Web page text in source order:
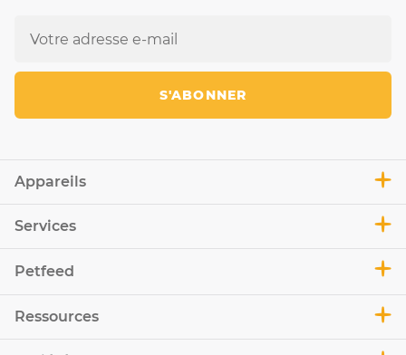
Appareils
Services
Petfeed
Ressources
S'ABONNER